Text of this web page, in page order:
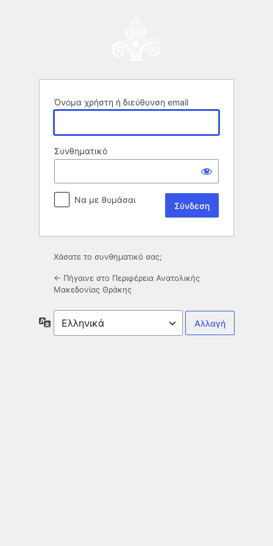
Όνομα χρήστη ή διεύθυνση email
Συνθηματικό
Να με θυμάσαι
Χάσατε το συνθηματικό σας;
← Πήγαινε στο Περιφέρεια Ανατολικής
Μακεδονίας Θράκης
Γλώσσα